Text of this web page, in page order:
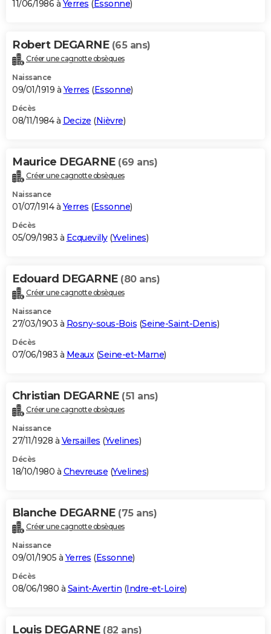
11/06/1986 à Yerres (Essonne)
Robert DEGARNE (65 ans)
Créer une cagnotte obsèques
Naissance
09/01/1919 à Yerres (Essonne)
Décès
08/11/1984 à Decize (Nièvre)
Maurice DEGARNE (69 ans)
Créer une cagnotte obsèques
Naissance
01/07/1914 à Yerres (Essonne)
Décès
05/09/1983 à Ecquevilly(Yvelines)
Edouard DEGARNE (80 ans)
Créer une cagnotte obsèques
Naissance
27/03/1903 à Rosny-sous-Bois (Seine-Saint-Denis)
Décès
07/06/1983 à Meaux(Seine-et-Marne)
Christian DEGARNE (51 ans)
Créer une cagnotte obsèques
Naissance
27/11/1928 à Versailles (Yvelines)
Décès
18/10/1980 à Chevreuse (Yvelines)
Blanche DEGARNE (75 ans)
Créer une cagnotte obsèques
Naissance
09/01/1905 à Yerres (Essonne)
Décès
08/06/1980 à Saint-Avertin (Indre-et-Loire)
Louis DEGARNE (82 ans)